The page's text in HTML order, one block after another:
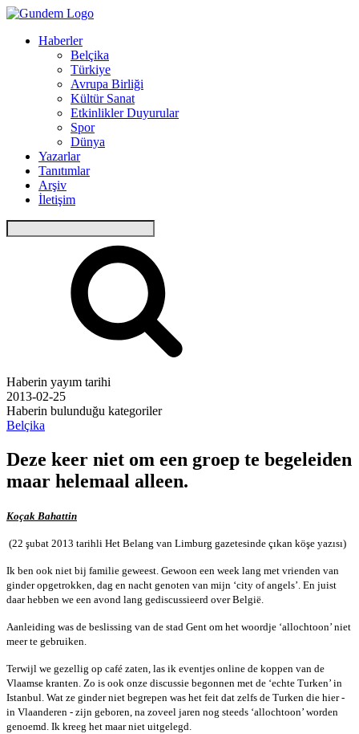
Haberler
Belçika
Türkiye
Avrupa Birliği
Kültür Sanat
Etkinlikler Duyurular
Spor
Dünya
Yazarlar
Tanıtımlar
Arşiv
İletişim
Arama:
Haberin yayım tarihi
2013-02-25
Haberin bulunduğu kategoriler
Belçika
Deze keer niet om een groep te begeleiden
maar helemaal alleen.
Koçak Bahattin
(22 şubat 2013 tarihli Het Belang van Limburg gazetesinde çıkan köşe yazısı)
Ik ben ook niet bij familie geweest. Gewoon een week lang met vrienden van
ginder opgetrokken, dag en nacht genoten van mijn ‘city of angels’. En juist
daar hebben we een avond lang gediscussieerd over België.
Aanleiding was de beslissing van de stad Gent om het woordje ‘allochtoon’ niet
meer te gebruiken.
Terwijl we gezellig op café zaten, las ik eventjes online de koppen van de
Vlaamse kranten. Zo is ook onze discussie begonnen met de ‘echte Turken’ in
Istanbul. Wat ze ginder niet begrepen was het feit dat zelfs de Turken die hier -
in Vlaanderen - zijn geboren, na zoveel jaren nog steeds ‘allochtoon’ worden
genoemd. Ik kreeg het maar niet uitgelegd.